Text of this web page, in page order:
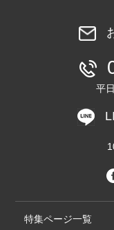
平
特集ページ一覧